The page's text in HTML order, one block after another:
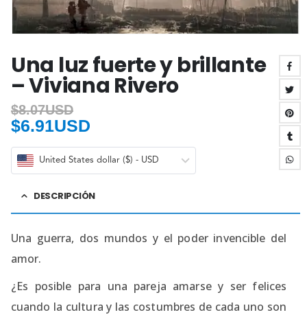
Una luz fuerte y brillante
– Viviana Rivero
$8.07USD
$6.91USD
United States dollar ($) - USD
DESCRIPCIÓN
Una guerra, dos mundos y el poder invencible del
amor.
¿Es posible para una pareja amarse y ser felices
cuando la cultura y las costumbres de cada uno son